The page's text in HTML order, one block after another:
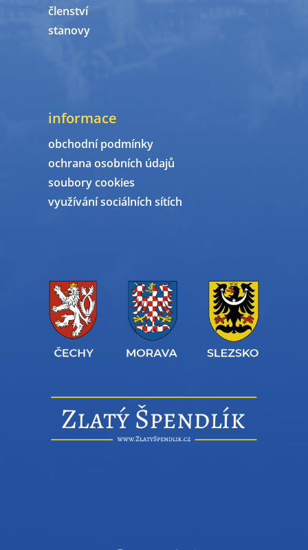
členství
stanovy
informace
obchodní podmínky
ochrana osobních údajů
soubory cookies
využívání sociálních sítích